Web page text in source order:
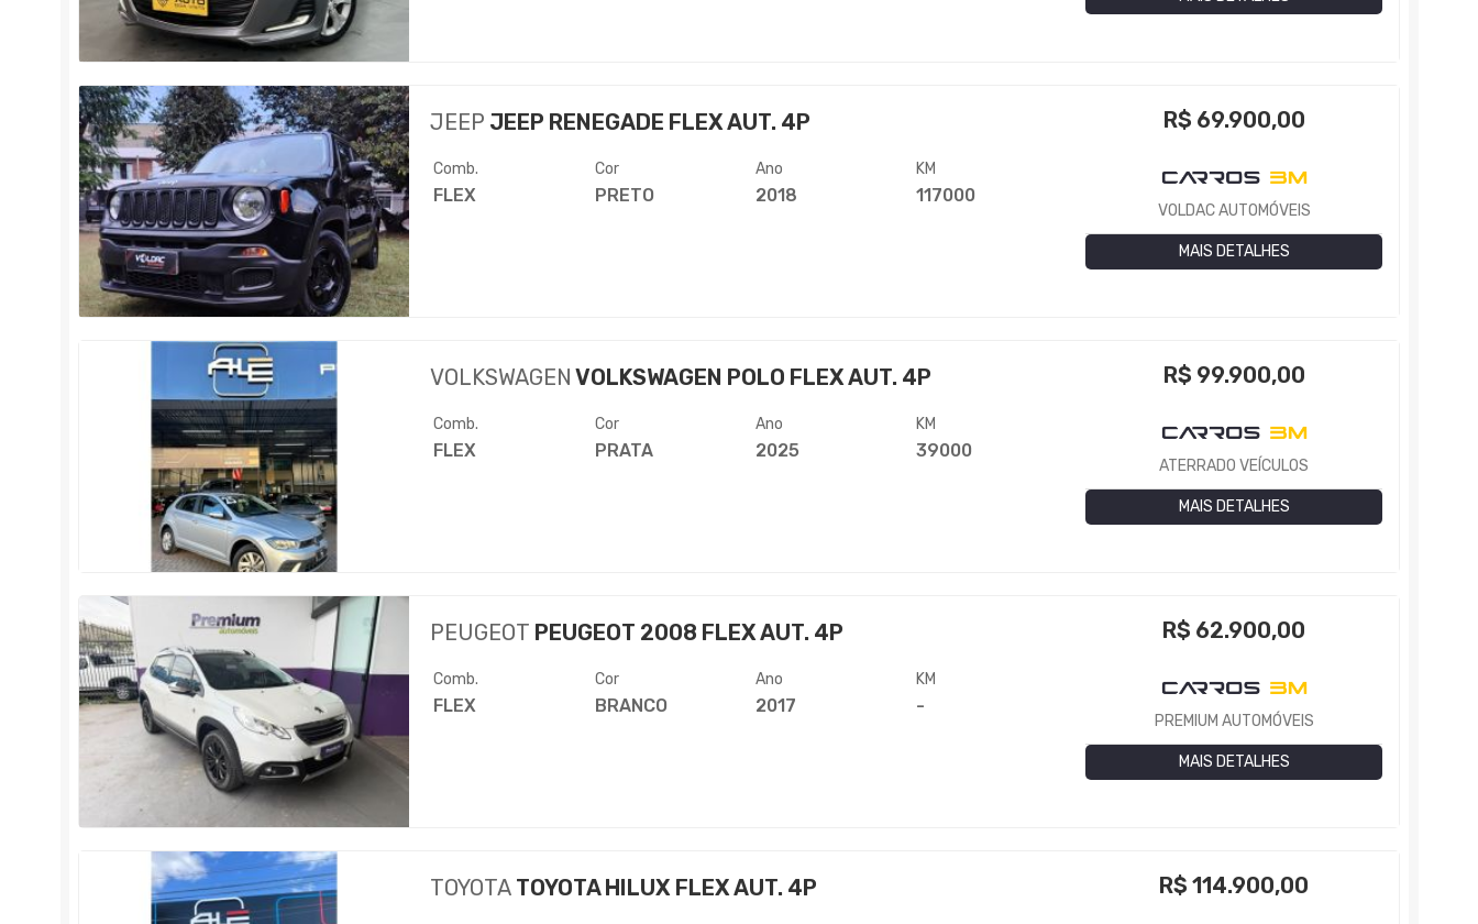
JEEP JEEP RENEGADE FLEX AUT. 4P
Comb.
FLEX
Cor
PRETO
Ano
2018
KM
117000
R$ 69.900,00
VOLDAC AUTOMÓVEIS
MAIS DETALHES
VOLKSWAGEN VOLKSWAGEN POLO FLEX AUT. 4P
Comb.
FLEX
Cor
PRATA
Ano
2025
KM
39000
R$ 99.900,00
ATERRADO VEÍCULOS
MAIS DETALHES
PEUGEOT PEUGEOT 2008 FLEX AUT. 4P
Comb.
FLEX
Cor
BRANCO
Ano
2017
KM
-
R$ 62.900,00
PREMIUM AUTOMÓVEIS
MAIS DETALHES
TOYOTATOYOTA HILUX FLEX AUT. 4P R$114.900,00